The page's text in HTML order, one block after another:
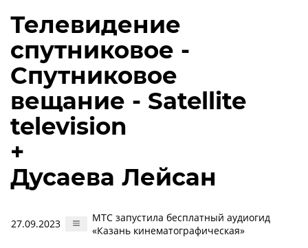
Телевидение
спутниковое -
Спутниковое
вещание - Satellite
television
+
Дусаева Лейсан
27.09.2023
МТС запустила бесплатный аудиогид
«Казань кинематографическая»